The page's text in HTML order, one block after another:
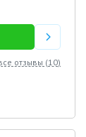
отзывы (10)